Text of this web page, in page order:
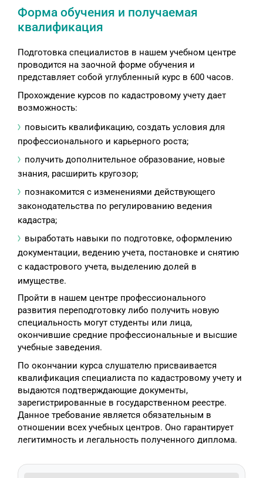
Форма обучения и получаемая
квалификация
Подготовка специалистов в нашем учебном центре
проводится на заочной форме обучения и
представляет собой углубленный курс в 600 часов.
Прохождение курсов по кадастровому учету дает
возможность:
повысить квалификацию, создать условия для
профессионального и карьерного роста;
получить дополнительное образование, новые
знания, расширить кругозор;
познакомится с изменениями действующего
законодательства по регулированию ведения
кадастра;
выработать навыки по подготовке, оформлению
документации, ведению учета, постановке и снятию
с кадастрового учета, выделению долей в
имуществе.
Пройти в нашем центре профессионального
развития переподготовку либо получить новую
специальность могут студенты или лица,
окончившие средние профессиональные и высшие
учебные заведения.
По окончании курса слушателю присваивается
квалификация специалиста по кадастровому учету и
выдаются подтверждающие документы,
зарегистрированные в государственном реестре.
Данное требование является обязательным в
отношении всех учебных центров. Оно гарантирует
легитимность и легальность полученного диплома.